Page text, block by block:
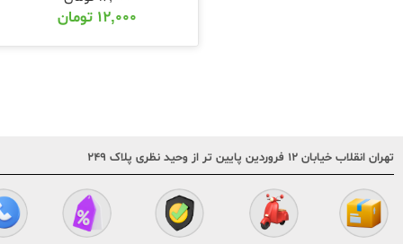
۱۲,۰۰۰ تومان
تهران انقلاب خیابان ۱۲ فروردین پایین تر از وحید نظری پلاک ۲۴۹